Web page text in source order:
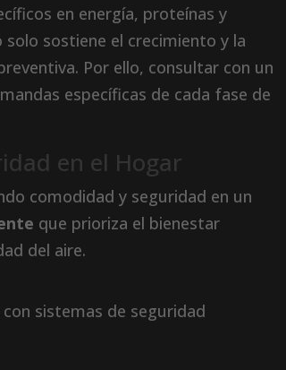
en energía, proteínas y
sostiene el crecimiento y la
Por ello, consultar con un
específicas de cada fase de
en el Hogar
comodidad y seguridad en un
que prioriza el bienestar
del aire.
sistemas de seguridad